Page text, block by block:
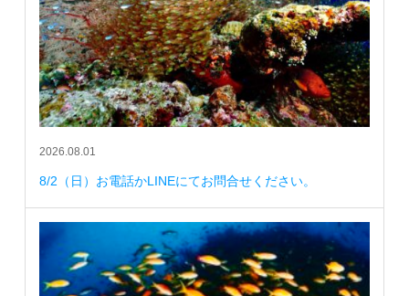
2026.08.01
8/2（日）お電話かLINEにてお問合せください。